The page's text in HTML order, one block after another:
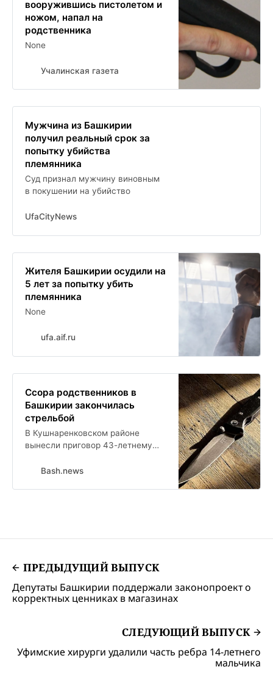
вооружившись пистолетом и
ножом, напал на
родственника
None
Учалинская газета
Мужчина из Башкирии
получил реальный срок за
попытку убийства
племянника
Суд признал мужчину виновным
в покушении на убийство
UfaCityNews
Жителя Башкирии осудили на
5 лет за попытку убить
племянника
None
ufa.aif.ru
Ссора родственников в
Башкирии закончилась
стрельбой
В Кушнаренковском районе
вынесли приговор 43-летнему
виновным в покушении на
Bash.news
ПРЕДЫДУЩИЙ ВЫПУСК
Депутаты Башкирии поддержали законопроект о
корректных ценниках в магазинах
СЛЕДУЮЩИЙ ВЫПУСК
Уфимские хирурги удалили часть ребра 14-летнего
мальчика